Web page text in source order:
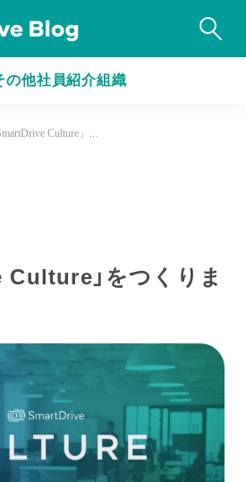
の他社員紹介組織
Culture」...
Culture」をつくりま